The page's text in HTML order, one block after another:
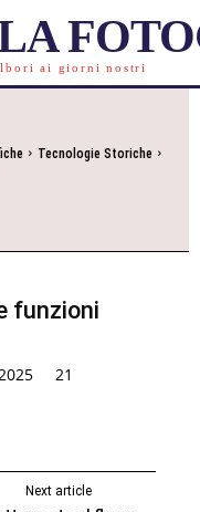
ai giorni nostri
Tecnologie Storiche
funzioni
21
Next article